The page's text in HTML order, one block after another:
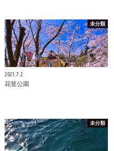
未分類
2021.7.2
花筐公園
未分類